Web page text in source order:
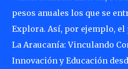
pesos anuales los que se
Explora. Así, por ejemplo,
La Araucanía: Vinculando
Innovación y Educación